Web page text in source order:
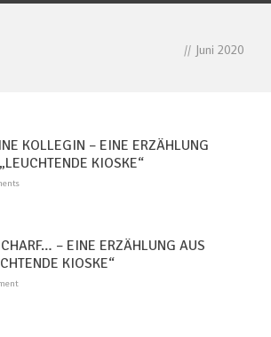
// Juni 2020
KOLLEGIN – EINE ERZÄHLUNG
KIOSKE“
– EINE ERZÄHLUNG AUS
KIOSKE“